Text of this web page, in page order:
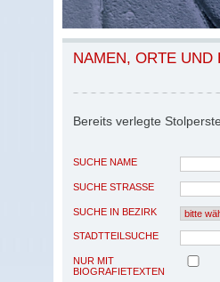
NAMEN, ORTE UND
Bereits verlegte
SUCHE NAME
SUCHE STRASSE
SUCHE IN BEZIRK
STADTTEILSUCHE
NUR MIT
BIOGRAFIETEXTEN